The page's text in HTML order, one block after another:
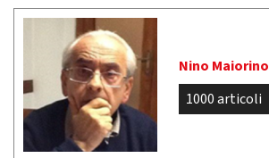
Nino Maiorino
1000 articoli